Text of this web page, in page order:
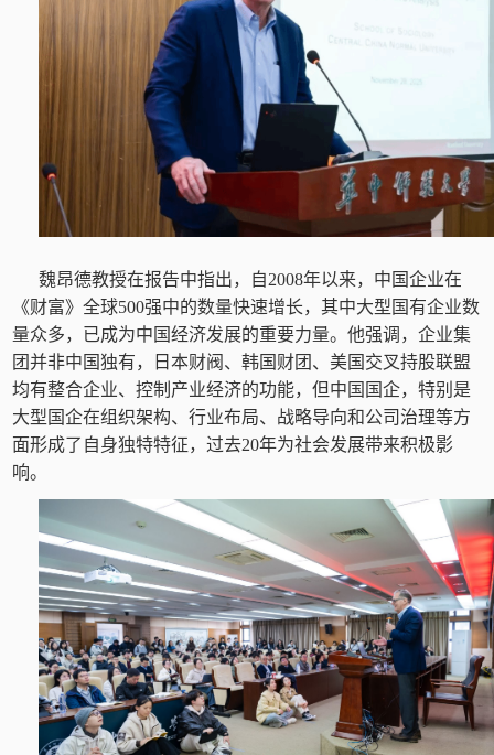
魏昂德教授在报告中指出，自2008年以来，中国企业在
《财富》全球500强中的数量快速增长，其中大型国有企业数
量众多，已成为中国经济发展的重要力量。他强调，企业集
团并非中国独有，日本财阀、韩国财团、美国交叉持股联盟
均有整合企业、控制产业经济的功能，但中国国企，特别是
大型国企在组织架构、行业布局、战略导向和公司治理等方
面形成了自身独特特征，过去20年为社会发展带来积极影
响。